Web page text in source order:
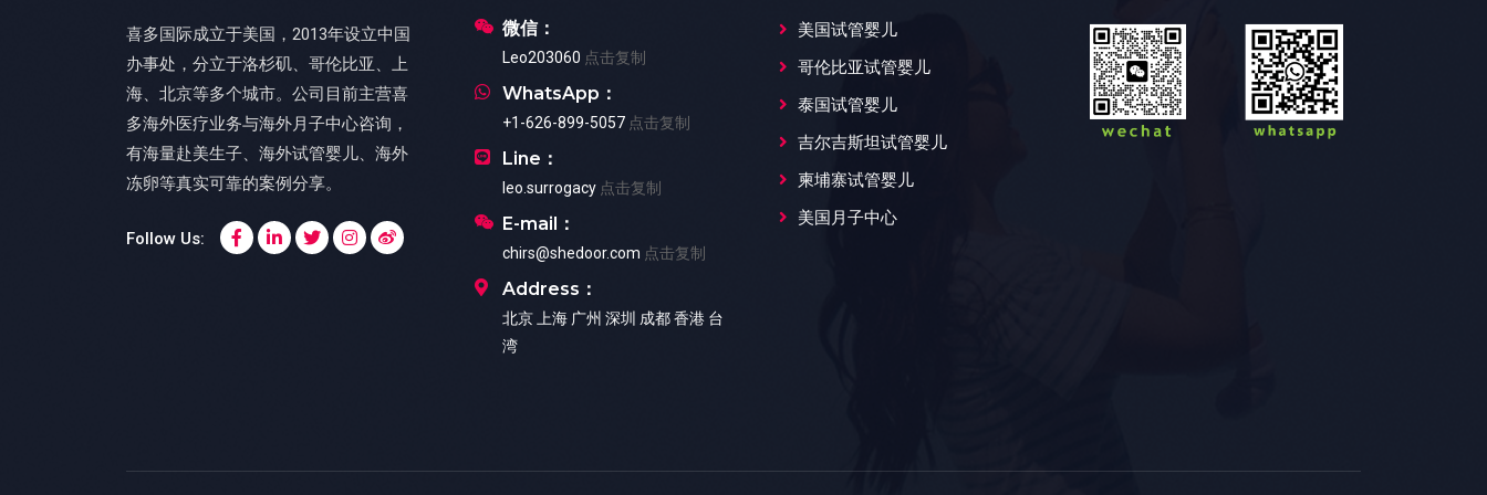
喜多国际成立于美国，2013年设立中国
办事处，分立于洛杉矶、哥伦比亚、上
海、北京等多个城市。公司目前主营喜
多海外医疗业务与海外月子中心咨询，
有海量赴美生子、海外试管婴儿、海外
冻卵等真实可靠的案例分享。
Follow Us:
微信：
Leo203060 点击复制
WhatsApp：
+1-626-899-5057 点击复制
Line：
leo.surrogacy 点击复制
E-mail：
chirs@shedoor.com 点击复制
Address：
北京 上海 广州 深圳 成都 香港 台
湾
美国试管婴儿
哥伦比亚试管婴儿
泰国试管婴儿
吉尔吉斯坦试管婴儿
柬埔寨试管婴儿
美国月子中心